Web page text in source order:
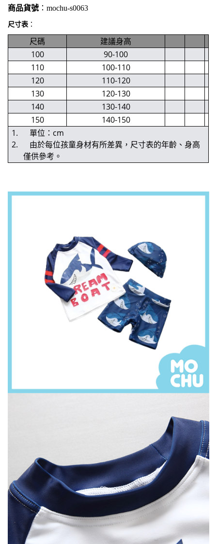
商品貨號： mochu-s0063
尺寸表 ：
尺碼
建議身高
100
90-100
110
100-110
120
110-120
130
120-130
140
130-140
150
140-150
1. 單位：cm
2. 由於每位孩童身材有所差異，尺寸表的年齡、身高
僅供參考。